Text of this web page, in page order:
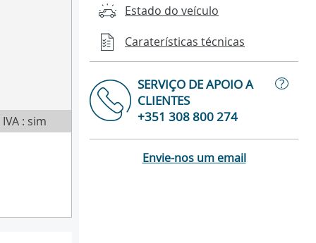
IVA : sim
Estado do veículo
Caraterísticas técnicas
SERVIÇO DE APOIO A
CLIENTES
?
+351 308 800 274
Envie-nos um email